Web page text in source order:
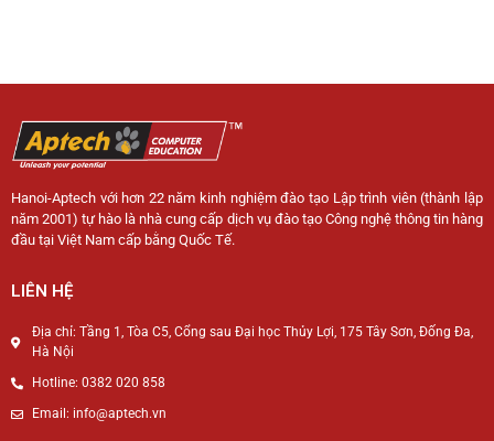
Hanoi-Aptech với hơn 22 năm kinh nghiệm đào tạo Lập trình viên (thành lập
năm 2001) tự hào là nhà cung cấp dịch vụ đào tạo Công nghệ thông tin hàng
đầu tại Việt Nam cấp bằng Quốc Tế.
LIÊN HỆ
Địa chỉ: Tầng 1, Tòa C5, Cổng sau Đại học Thủy Lợi, 175 Tây Sơn, Đống Đa,
Hà Nội
Hotline: 0382 020 858
Email: info@aptech.vn